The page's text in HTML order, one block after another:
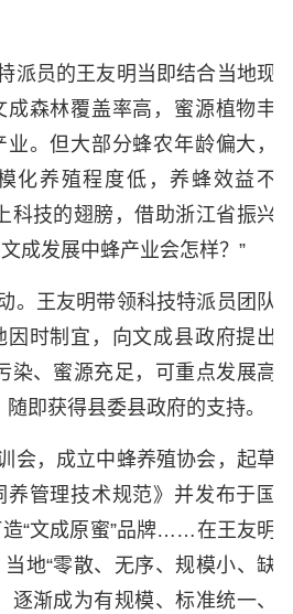
派员的王友明当即结合当地现
森林覆盖率高，蜜源植物丰
。但大部分蜂农年龄偏大，
化养殖程度低，养蜂效益不
科技的翅膀，借助浙江省振兴
成发展中蜂产业会怎样？”
。王友明带领科技特派员团队
时制宜，向文成县政府提出
染、蜜源充足，可重点发展高
即获得县委县政府的支持。
会，成立中蜂养殖协会，起草
管理技术规范》并发布于国
“文成原蜜”品牌……在王友明
地“零散、无序、规模小、缺
逐渐成为有规模、标准统一、